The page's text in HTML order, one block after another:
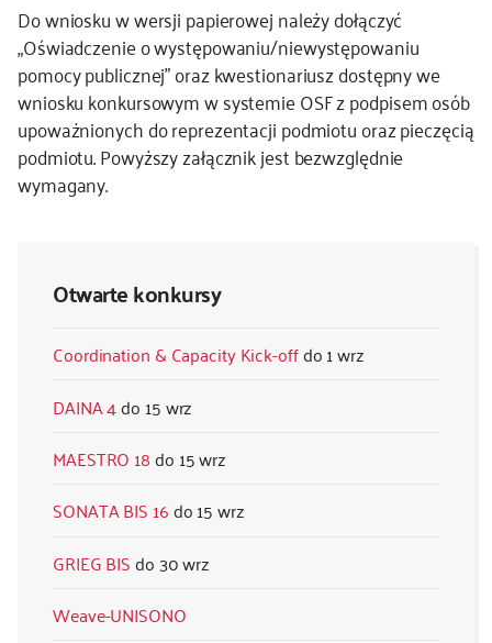
Otwarte konkursy
Coordination & Capacity Kick-off
1 wrz
DAINA 4
15 wrz
MAESTRO 18
15 wrz
SONATA BIS 16
15 wrz
GRIEG BIS
30 wrz
Weave-UNISONO
Do wniosku w wersji papierowej należy dołączyć
„Oświadczenie o występowaniu/niewystępowaniu
pomocy publicznej” oraz kwestionariusz dostępny we
wniosku konkursowym w systemie OSF z podpisem osób
upoważnionych do reprezentacji podmiotu oraz pieczęcią
podmiotu. Powyższy załącznik jest bezwzględnie
wymagany.